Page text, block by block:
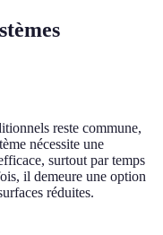
reste commune,
nécessite une
surtout par temps
il demeure une option
réduites.